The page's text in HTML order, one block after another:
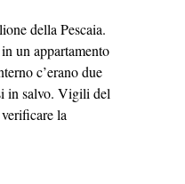
della Pescaia.
un appartamento
c’erano due
in salvo. Vigili del
la